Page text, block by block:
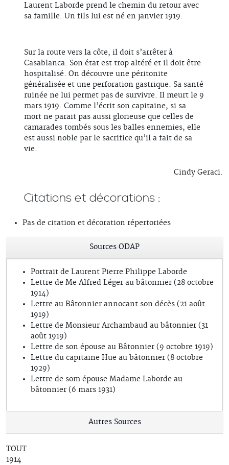
Laurent Laborde prend le chemin du retour avec
sa famille. Un fils lui est né en janvier 1919.
Sur la route vers la côte, il doit s’arrêter à
Casablanca. Son état est trop altéré et il doit être
hospitalisé. On découvre une péritonite
généralisée et une perforation gastrique. Sa santé
ruinée ne lui permet pas de survivre. Il meurt le 9
mars 1919. Comme l’écrit son capitaine, si sa
mort ne parait pas aussi glorieuse que celles de
camarades tombés sous les balles ennemies, elle
est aussi noble par le sacrifice qu’il a fait de sa
vie.
Cindy Geraci.
Citations et décorations :
Pas de citation et décoration répertoriées
Sources ODAP
Portrait de Laurent Pierre Philippe Laborde
Lettre de Me Alfred Léger au bâtonnier (28 octobre
1914)
Lettre au Bâtonnier annocant son décès (21 août
1919)
Lettre de Monsieur Archambaud au bâtonnier (31
août 1919)
Lettre de son épouse au Bâtonnier (9 octobre 1919)
Lettre du capitaine Hue au bâtonnier (8 octobre
1929)
Lettre de som épouse Madame Laborde au
bâtonnier (6 mars 1931)
Autres Sources
TOUT
1914